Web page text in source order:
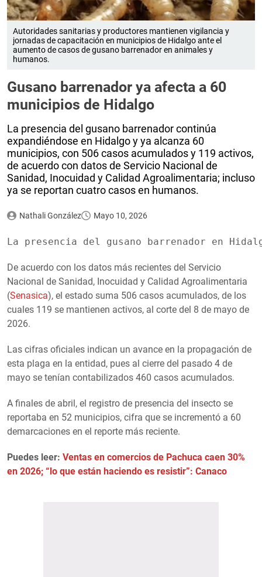
Autoridades sanitarias y productores mantienen vigilancia y
jornadas de capacitación en municipios de Hidalgo ante el
aumento de casos de gusano barrenador en animales y
humanos.
Gusano barrenador ya afecta a 60
municipios de Hidalgo
La presencia del gusano barrenador continúa
expandiéndose en Hidalgo y ya alcanza 60
municipios, con 506 casos acumulados y 119 activos,
de acuerdo con datos de Servicio Nacional de
Sanidad, Inocuidad y Calidad Agroalimentaria; incluso
ya se reportan cuatro casos en humanos.
Nathali González Mayo 10, 2026
La presencia del gusano barrenador en
De acuerdo con los datos más recientes del Servicio
Nacional de Sanidad, Inocuidad y Calidad Agroalimentaria
(Senasica), el estado suma 506 casos acumulados, de los
cuales 119 se mantienen activos, al corte del 8 de mayo de
2026.
Las cifras oficiales indican un avance en la propagación de
esta plaga en la entidad, pues al cierre del pasado 4 de
mayo se tenían contabilizados 460 casos acumulados.
A finales de abril, el registro de presencia del insecto se
reportaba en 52 municipios, cifra que se incrementó a 60
demarcaciones en el reporte más reciente.
Puedes leer: Ventas en comercios de Pachuca caen 30%
en 2026; “lo que están haciendo es resistir”: Canaco